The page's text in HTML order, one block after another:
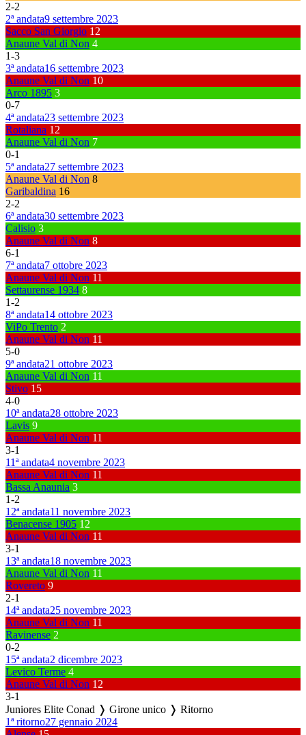
2-2
2ª andata9 settembre 2023
Sacco San Giorgio 12
Anaune Val di Non 4
1-3
3ª andata16 settembre 2023
Anaune Val di Non 10
Arco 1895 3
0-7
4ª andata23 settembre 2023
Rotaliana 12
Anaune Val di Non 7
0-1
5ª andata27 settembre 2023
Anaune Val di Non 8
Garibaldina 16
2-2
6ª andata30 settembre 2023
Calisio 3
Anaune Val di Non 8
6-1
7ª andata7 ottobre 2023
Anaune Val di Non 11
Settaurense 1934 8
1-2
8ª andata14 ottobre 2023
ViPo Trento 2
Anaune Val di Non 11
5-0
9ª andata21 ottobre 2023
Anaune Val di Non 11
Stivo 15
4-0
10ª andata28 ottobre 2023
Lavis 9
Anaune Val di Non 11
3-1
11ª andata4 novembre 2023
Anaune Val di Non 11
Bassa Anaunia 3
1-2
12ª andata11 novembre 2023
Benacense 1905 12
Anaune Val di Non 11
3-1
13ª andata18 novembre 2023
Anaune Val di Non 11
Rovereto 9
2-1
14ª andata25 novembre 2023
Anaune Val di Non 11
Ravinense 2
0-2
15ª andata2 dicembre 2023
Levico Terme 4
Anaune Val di Non 12
3-1
Juniores Elite Conad ❭ Girone unico ❭ Ritorno
1ª ritorno27 gennaio 2024